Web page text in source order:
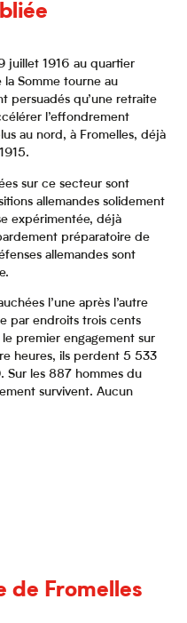
juillet 1916 au quartier
Somme tourne au
persuadés qu’une retraite
l’effondrement
au nord, à Fromelles, déjà
sur ce secteur sont
allemandes solidement
expérimentée, déjà
préparatoire de
allemandes sont
l’une après l’autre
par endroits trois cents
le premier engagement sur
heures, ils perdent 5 533
Sur les 887 hommes du
survivent. Aucun
de Fromelles